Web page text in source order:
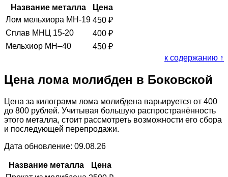
Название металла
Цена
Лом мельхиора МН-19 450 ₽
Сплав МНЦ 15-20
400 ₽
Мельхиор МН–40
450 ₽
к содержанию ↑
Цена лома молибден в Боковской
Цена за килограмм лома молибдена варьируется от 400
до 800 рублей. Учитывая большую распространённость
этого металла, стоит рассмотреть возможности его сбора
и последующей перепродажи.
Дата обновление: 09.08.26
Название металла
Цена